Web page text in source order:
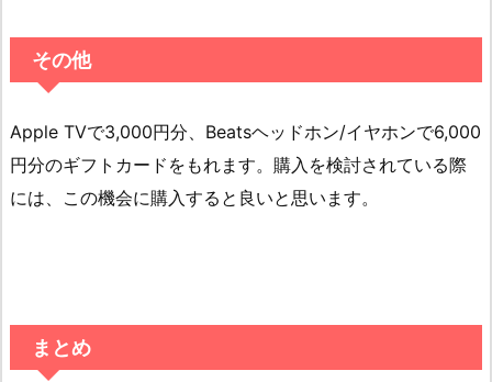
その他
Apple TVで3,000円分、Beatsヘッドホン/イヤホンで6,000
円分のギフトカードをもれます。購入を検討されている際
には、この機会に購入すると良いと思います。
まとめ